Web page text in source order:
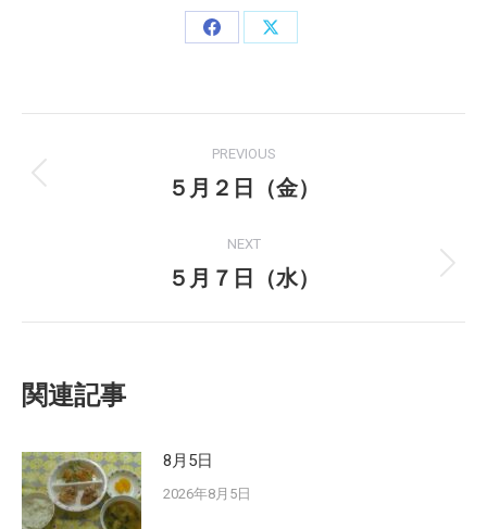
Share
Share
navigation
PREVIOUS
Previous
５月２日（金）
NEXT
Next
５月７日（水）
関連記事
8月5日
2026年8月5日